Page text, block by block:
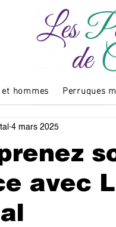
hommes Perruques
avec
4 mars 2025